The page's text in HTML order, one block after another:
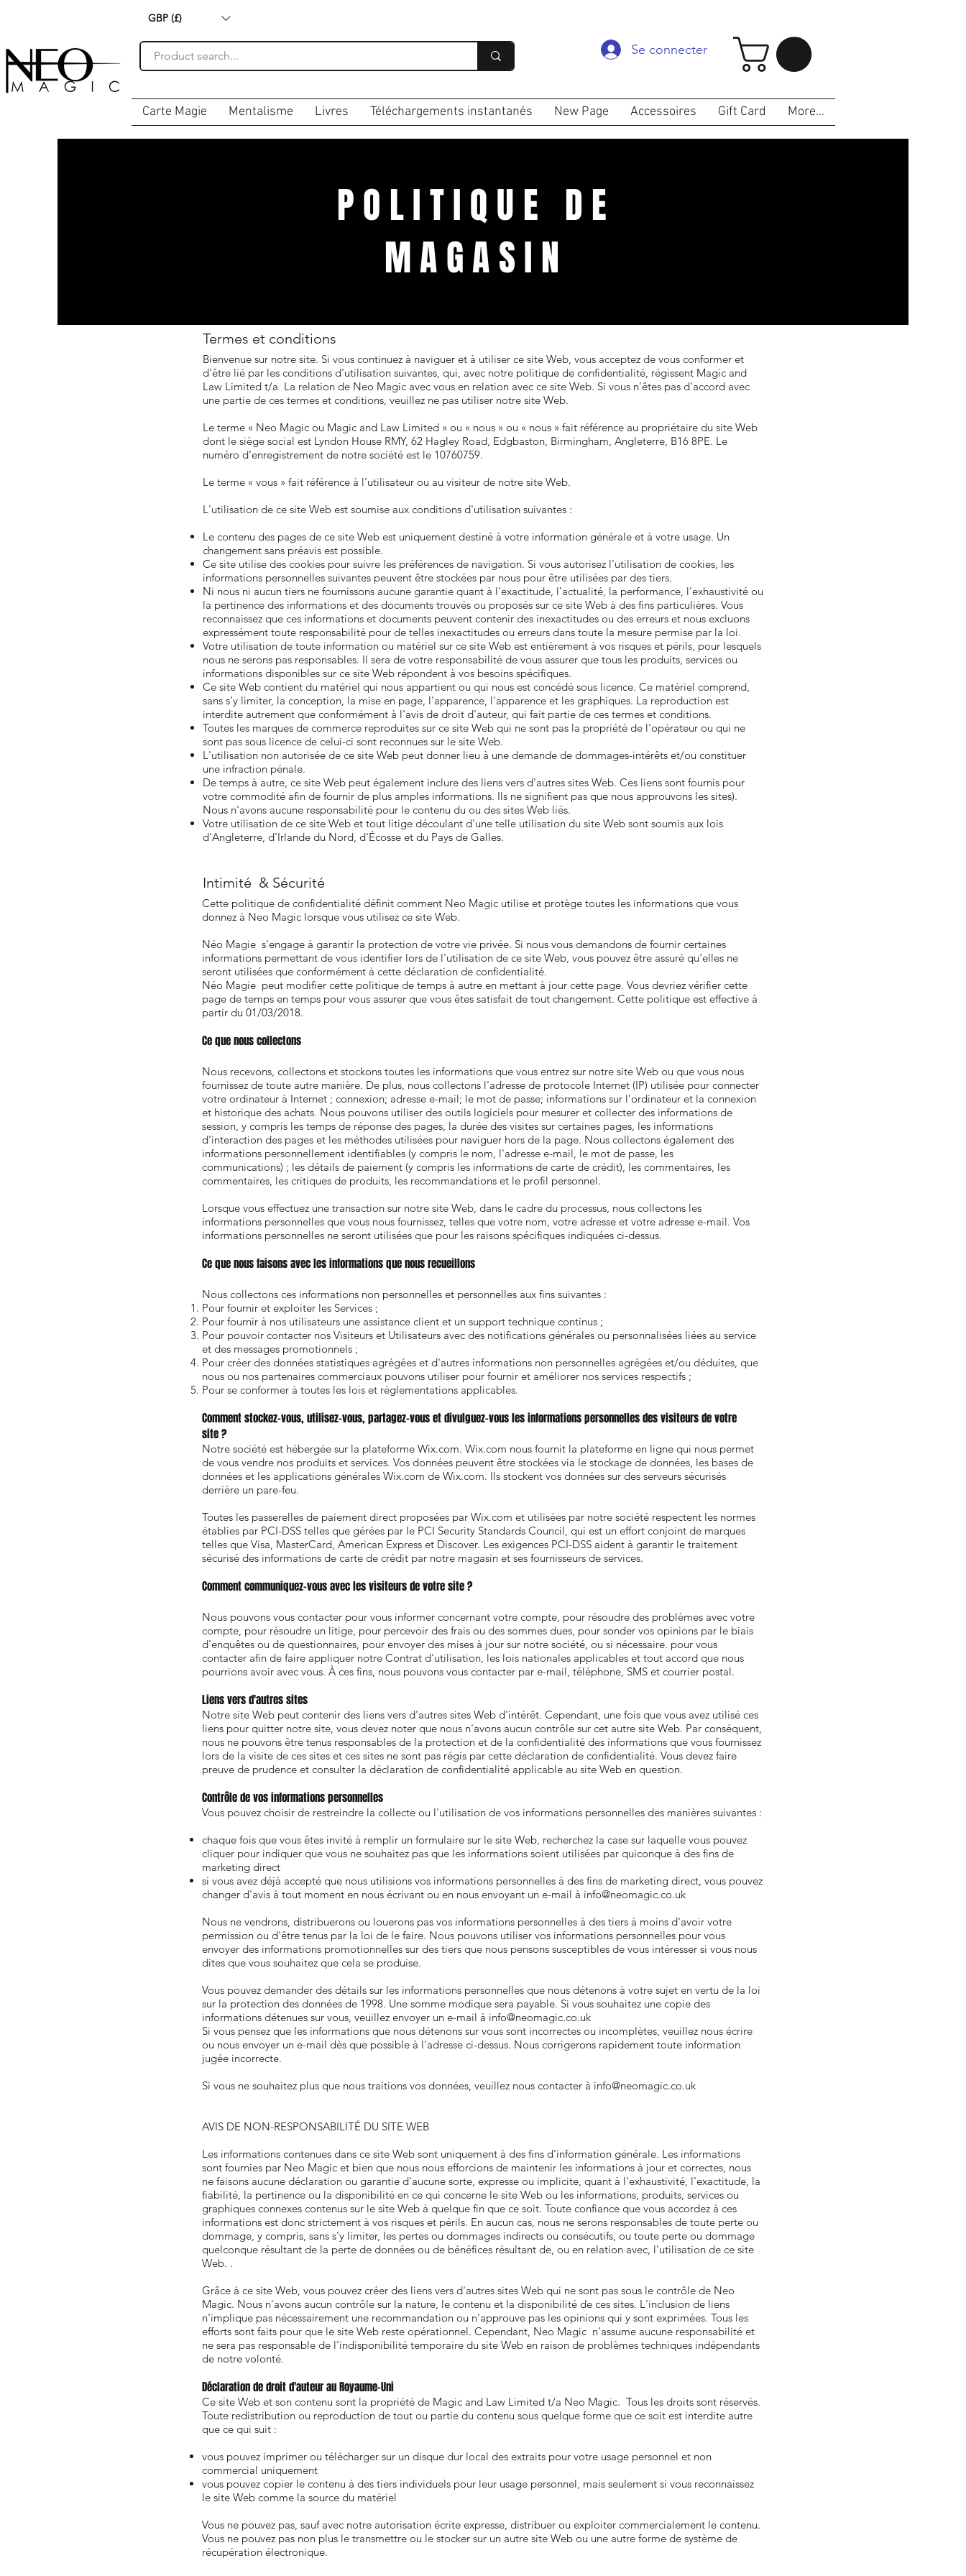
GBP (£)
Se connecter
Carte Magie Mentalisme Livres Téléchargements instantanés New Page Accessoires Gift Card More...
POLITIQUE DE
MAGASIN
Termes et conditions
Bienvenue sur notre site. Si vous continuez à naviguer et à utiliser ce site Web, vous acceptez de vous conformer et
d'être lié par les conditions d'utilisation suivantes, qui, avec notre politique de confidentialité, régissent Magic and
Law Limited t/a La relation de Neo Magic avec vous en relation avec ce site Web. Si vous n'êtes pas d'accord avec
une partie de ces termes et conditions, veuillez ne pas utiliser notre site Web.
Le terme « Neo Magic ou Magic and Law Limited » ou « nous » ou « nous » fait référence au propriétaire du site Web
dont le siège social est Lyndon House RMY, 62 Hagley Road, Edgbaston, Birmingham, Angleterre, B16 8PE. Le
numéro d'enregistrement de notre société est le 10760759.
Le terme « vous » fait référence à l'utilisateur ou au visiteur de notre site Web.
L'utilisation de ce site Web est soumise aux conditions d'utilisation suivantes :
Le contenu des pages de ce site Web est uniquement destiné à votre information générale et à votre usage. Un
changement sans préavis est possible.
Ce site utilise des cookies pour suivre les préférences de navigation. Si vous autorisez l'utilisation de cookies, les
informations personnelles suivantes peuvent être stockées par nous pour être utilisées par des tiers.
Ni nous ni aucun tiers ne fournissons aucune garantie quant à l'exactitude, l'actualité, la performance, l'exhaustivité ou
la pertinence des informations et des documents trouvés ou proposés sur ce site Web à des fins particulières. Vous
reconnaissez que ces informations et documents peuvent contenir des inexactitudes ou des erreurs et nous excluons
expressément toute responsabilité pour de telles inexactitudes ou erreurs dans toute la mesure permise par la loi.
Votre utilisation de toute information ou matériel sur ce site Web est entièrement à vos risques et périls, pour lesquels
nous ne serons pas responsables. Il sera de votre responsabilité de vous assurer que tous les produits, services ou
informations disponibles sur ce site Web répondent à vos besoins spécifiques.
Ce site Web contient du matériel qui nous appartient ou qui nous est concédé sous licence. Ce matériel comprend,
sans s'y limiter, la conception, la mise en page, l'apparence, l'apparence et les graphiques. La reproduction est
interdite autrement que conformément à l'avis de droit d'auteur, qui fait partie de ces termes et conditions.
Toutes les marques de commerce reproduites sur ce site Web qui ne sont pas la propriété de l'opérateur ou qui ne
sont pas sous licence de celui-ci sont reconnues sur le site Web.
L'utilisation non autorisée de ce site Web peut donner lieu à une demande de dommages-intérêts et/ou constituer
une infraction pénale.
De temps à autre, ce site Web peut également inclure des liens vers d'autres sites Web. Ces liens sont fournis pour
votre commodité afin de fournir de plus amples informations. Ils ne signifient pas que nous approuvons les sites).
Nous n'avons aucune responsabilité pour le contenu du ou des sites Web liés.
Votre utilisation de ce site Web et tout litige découlant d'une telle utilisation du site Web sont soumis aux lois
d'Angleterre, d'Irlande du Nord, d'Écosse et du Pays de Galles.
Intimité & Sécurité
Cette politique de confidentialité définit comment Neo Magic utilise et protège toutes les informations que vous
donnez à Neo Magic lorsque vous utilisez ce site Web.
Néo Magie s'engage à garantir la protection de votre vie privée. Si nous vous demandons de fournir certaines
informations permettant de vous identifier lors de l'utilisation de ce site Web, vous pouvez être assuré qu'elles ne
seront utilisées que conformément à cette déclaration de confidentialité.
Néo Magie peut modifier cette politique de temps à autre en mettant à jour cette page. Vous devriez vérifier cette
page de temps en temps pour vous assurer que vous êtes satisfait de tout changement. Cette politique est effective à
partir du 01/03/2018.
Ce que nous collectons
Nous recevons, collectons et stockons toutes les informations que vous entrez sur notre site Web ou que vous nous
fournissez de toute autre manière. De plus, nous collectons l'adresse de protocole Internet (IP) utilisée pour connecter
votre ordinateur à Internet ; connexion; adresse e-mail; le mot de passe; informations sur l'ordinateur et la connexion
et historique des achats. Nous pouvons utiliser des outils logiciels pour mesurer et collecter des informations de
session, y compris les temps de réponse des pages, la durée des visites sur certaines pages, les informations
d'interaction des pages et les méthodes utilisées pour naviguer hors de la page. Nous collectons également des
informations personnellement identifiables (y compris le nom, l'adresse e-mail, le mot de passe, les
communications) ; les détails de paiement (y compris les informations de carte de crédit), les commentaires, les
commentaires, les critiques de produits, les recommandations et le profil personnel.
Lorsque vous effectuez une transaction sur notre site Web, dans le cadre du processus, nous collectons les
informations personnelles que vous nous fournissez, telles que votre nom, votre adresse et votre adresse e-mail. Vos
informations personnelles ne seront utilisées que pour les raisons spécifiques indiquées ci-dessus.
Ce que nous faisons avec les informations que nous recueillons
Nous collectons ces informations non personnelles et personnelles aux fins suivantes :
Pour fournir et exploiter les Services ;
Pour fournir à nos utilisateurs une assistance client et un support technique continus ;
Pour pouvoir contacter nos Visiteurs et Utilisateurs avec des notifications générales ou personnalisées liées au service
et des messages promotionnels ;
Pour créer des données statistiques agrégées et d'autres informations non personnelles agrégées et/ou déduites, que
nous ou nos partenaires commerciaux pouvons utiliser pour fournir et améliorer nos services respectifs ;
Pour se conformer à toutes les lois et réglementations applicables.
Comment stockez-vous, utilisez-vous, partagez-vous et divulguez-vous les informations personnelles des visiteurs de votre
site ?
Notre société est hébergée sur la plateforme Wix.com. Wix.com nous fournit la plateforme en ligne qui nous permet
de vous vendre nos produits et services. Vos données peuvent être stockées via le stockage de données, les bases de
données et les applications générales Wix.com de Wix.com. Ils stockent vos données sur des serveurs sécurisés
derrière un pare-feu.
Toutes les passerelles de paiement direct proposées par Wix.com et utilisées par notre société respectent les normes
établies par PCI-DSS telles que gérées par le PCI Security Standards Council, qui est un effort conjoint de marques
telles que Visa, MasterCard, American Express et Discover. Les exigences PCI-DSS aident à garantir le traitement
sécurisé des informations de carte de crédit par notre magasin et ses fournisseurs de services.
Comment communiquez-vous avec les visiteurs de votre site ?
Nous pouvons vous contacter pour vous informer concernant votre compte, pour résoudre des problèmes avec votre
compte, pour résoudre un litige, pour percevoir des frais ou des sommes dues, pour sonder vos opinions par le biais
d'enquêtes ou de questionnaires, pour envoyer des mises à jour sur notre société, ou si nécessaire. pour vous
contacter afin de faire appliquer notre Contrat d'utilisation, les lois nationales applicables et tout accord que nous
pourrions avoir avec vous. À ces fins, nous pouvons vous contacter par e-mail, téléphone, SMS et courrier postal.
Liens vers d'autres sites
Notre site Web peut contenir des liens vers d'autres sites Web d'intérêt. Cependant, une fois que vous avez utilisé ces
liens pour quitter notre site, vous devez noter que nous n'avons aucun contrôle sur cet autre site Web. Par conséquent,
nous ne pouvons être tenus responsables de la protection et de la confidentialité des informations que vous fournissez
lors de la visite de ces sites et ces sites ne sont pas régis par cette déclaration de confidentialité. Vous devez faire
preuve de prudence et consulter la déclaration de confidentialité applicable au site Web en question.
Contrôle de vos informations personnelles
Vous pouvez choisir de restreindre la collecte ou l'utilisation de vos informations personnelles des manières suivantes :
chaque fois que vous êtes invité à remplir un formulaire sur le site Web, recherchez la case sur laquelle vous pouvez
cliquer pour indiquer que vous ne souhaitez pas que les informations soient utilisées par quiconque à des fins de
marketing direct
si vous avez déjà accepté que nous utilisions vos informations personnelles à des fins de marketing direct, vous pouvez
changer d'avis à tout moment en nous écrivant ou en nous envoyant un e-mail à info@neomagic.co.uk
Nous ne vendrons, distribuerons ou louerons pas vos informations personnelles à des tiers à moins d'avoir votre
permission ou d'être tenus par la loi de le faire. Nous pouvons utiliser vos informations personnelles pour vous
envoyer des informations promotionnelles sur des tiers que nous pensons susceptibles de vous intéresser si vous nous
dites que vous souhaitez que cela se produise.
Vous pouvez demander des détails sur les informations personnelles que nous détenons à votre sujet en vertu de la loi
sur la protection des données de 1998. Une somme modique sera payable. Si vous souhaitez une copie des
informations détenues sur vous, veuillez envoyer un e-mail à info@neomagic.co.uk
Si vous pensez que les informations que nous détenons sur vous sont incorrectes ou incomplètes, veuillez nous écrire
ou nous envoyer un e-mail dès que possible à l'adresse ci-dessus. Nous corrigerons rapidement toute information
jugée incorrecte.
Si vous ne souhaitez plus que nous traitions vos données, veuillez nous contacter à info@neomagic.co.uk
AVIS DE NON-RESPONSABILITÉ DU SITE WEB
Les informations contenues dans ce site Web sont uniquement à des fins d'information générale. Les informations
sont fournies par Neo Magic et bien que nous nous efforcions de maintenir les informations à jour et correctes, nous
ne faisons aucune déclaration ou garantie d'aucune sorte, expresse ou implicite, quant à l'exhaustivité, l'exactitude, la
fiabilité, la pertinence ou la disponibilité en ce qui concerne le site Web ou les informations, produits, services ou
graphiques connexes contenus sur le site Web à quelque fin que ce soit. Toute confiance que vous accordez à ces
informations est donc strictement à vos risques et périls. En aucun cas, nous ne serons responsables de toute perte ou
dommage, y compris, sans s'y limiter, les pertes ou dommages indirects ou consécutifs, ou toute perte ou dommage
quelconque résultant de la perte de données ou de bénéfices résultant de, ou en relation avec, l'utilisation de ce site
Web. .
Grâce à ce site Web, vous pouvez créer des liens vers d'autres sites Web qui ne sont pas sous le contrôle de Neo
Magic. Nous n'avons aucun contrôle sur la nature, le contenu et la disponibilité de ces sites. L'inclusion de liens
n'implique pas nécessairement une recommandation ou n'approuve pas les opinions qui y sont exprimées. Tous les
efforts sont faits pour que le site Web reste opérationnel. Cependant, Neo Magic n'assume aucune responsabilité et
ne sera pas responsable de l'indisponibilité temporaire du site Web en raison de problèmes techniques indépendants
de notre volonté.
Déclaration de droit d'auteur au Royaume-Uni
Ce site Web et son contenu sont la propriété de Magic and Law Limited t/a Neo Magic. Tous les droits sont réservés.
Toute redistribution ou reproduction de tout ou partie du contenu sous quelque forme que ce soit est interdite autre
que ce qui suit :
vous pouvez imprimer ou télécharger sur un disque dur local des extraits pour votre usage personnel et non
commercial uniquement
vous pouvez copier le contenu à des tiers individuels pour leur usage personnel, mais seulement si vous reconnaissez
le site Web comme la source du matériel
Vous ne pouvez pas, sauf avec notre autorisation écrite expresse, distribuer ou exploiter commercialement le contenu.
Vous ne pouvez pas non plus le transmettre ou le stocker sur un autre site Web ou une autre forme de système de
récupération électronique.